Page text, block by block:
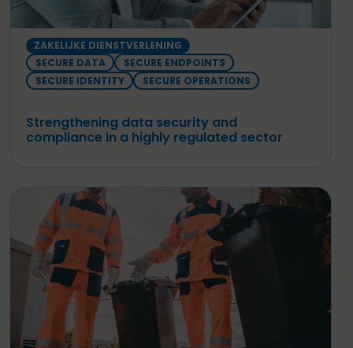
ZAKELIJKE DIENSTVERLENING
SECURE DATA
SECURE ENDPOINTS
SECURE IDENTITY
SECURE OPERATIONS
Strengthening data security and
compliance in a highly regulated sector